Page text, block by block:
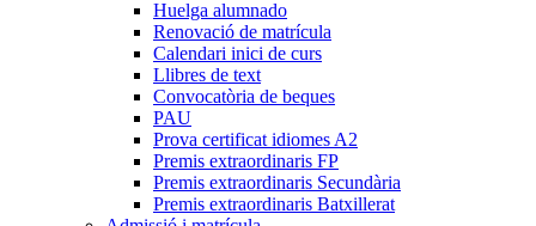
Huelga alumnado
Renovació de matrícula
Calendari inici de curs
Llibres de text
Convocatòria de beques
PAU
Prova certificat idiomes A2
Premis extraordinaris FP
Premis extraordinaris Secundària
Premis extraordinaris Batxillerat